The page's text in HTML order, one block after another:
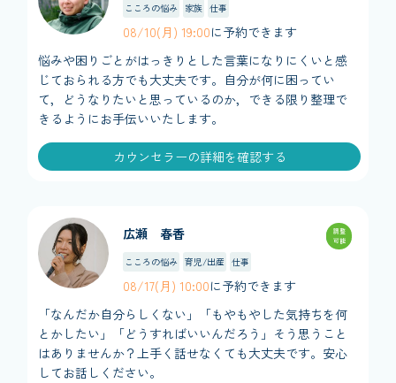
こころの悩み 家族 仕事
08/10(月) 19:00に予約できます
悩みや困りごとがはっきりとした言葉になりにくいと感
じておられる方でも大丈夫です。自分が何に困ってい
て，どうなりたいと思っているのか，できる限り整理で
きるようにお手伝いいたします。
カウンセラーの詳細を確認する
広瀬 春香
こころの悩み 育児/出産 仕事
08/17(月) 10:00に予約できます
「なんだか自分らしくない」「もやもやした気持ちを何
とかしたい」「どうすればいいんだろう」そう思うこと
はありませんか？上手く話せなくても大丈夫です。安心
してお話しください。
調整
可能